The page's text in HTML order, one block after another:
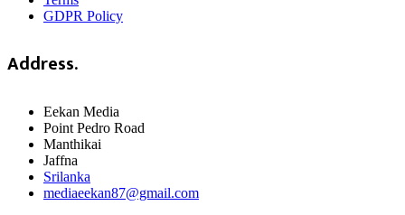
GDPR Policy
Address.
Eekan Media
Point Pedro Road
Manthikai
Jaffna
Srilanka
mediaeekan87@gmail.com